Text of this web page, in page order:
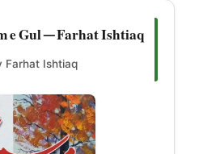
e Gul — Farhat Ishtiaq
Farhat Ishtiaq